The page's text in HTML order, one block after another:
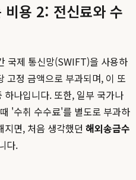
용 2: 전신료와 수
국제 통신망(SWIFT)을 사용하
고정 금액으로 부과되며, 이 또
나입니다. 또한, 일부 국가나
'수취 수수료'를 별도로 부과하
지면, 처음 생각했던 해외송금수
다.